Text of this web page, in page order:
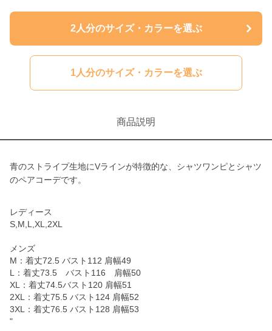
2人分のサイズ・カラーを選ぶ
1人分のサイズ・カラーを選ぶ
商品説明
青のストライプ生地にVラインが特徴的な、シャツワンピとシャツ
のペアコーデです。
レディース
S,M,L,XL,2XL
メンズ
M：着丈72.5 バスト112 肩幅49
L：着丈73.5 バスト116 肩幅50
XL：着丈74.5バスト120 肩幅51
2XL：着丈75.5 バスト124 肩幅52
3XL：着丈76.5 バスト128 肩幅53
"